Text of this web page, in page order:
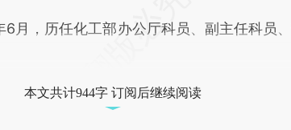
，历任化工部办公厅科员、副主任科员、
本文共计944字 订阅后继续阅读